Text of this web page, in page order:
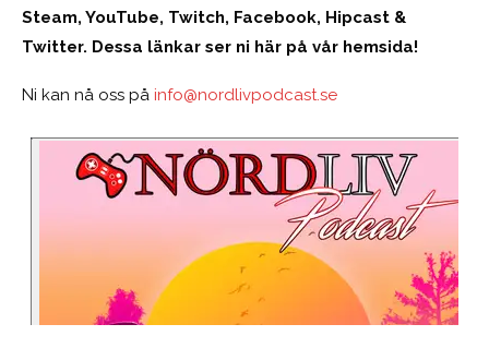
Steam, YouTube, Twitch, Facebook, Hipcast &
Twitter. Dessa länkar ser ni här på vår hemsida!
Ni kan nå oss på info@nordlivpodcast.se